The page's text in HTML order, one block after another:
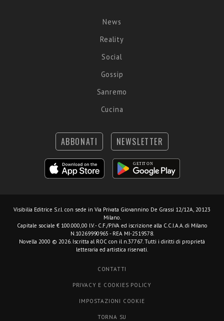
News
Reality
Social
Gossip
Sanremo
Cucina
ABBONATI NEWSLETTER
Visibilia Editrice S.r.l. con sede in Via Privata Giovannino De Grassi 12/12A, 20123
Milano.
Capitale sociale € 100.000,00 I.V. - C.F./P.IVA ed iscrizione alla C.C.I.A.A. di Milano
N.10269990965 - REA MI-2519578.
Novella 2000 © 2026. Iscritta al ROC con il n.37767. Tutti i diritti di proprietà
letteraria ed artistica riservati.
CONTATTI
PRIVACY E COOKIES POLICY
IMPOSTAZIONI COOKIE
TORNA SU